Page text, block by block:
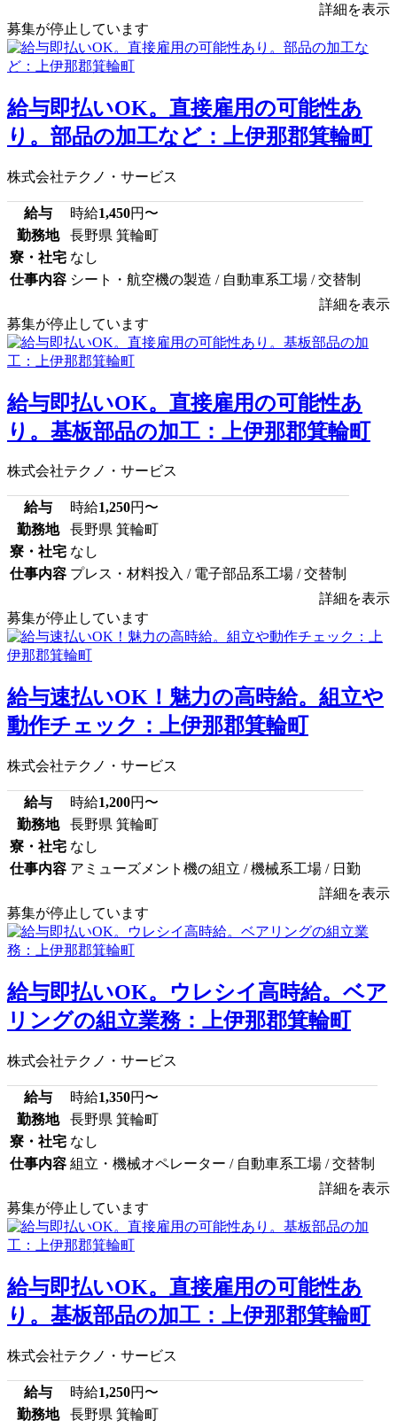
詳細を表示
募集が停止しています
給与即払いOK。直接雇用の可能性あ
り。部品の加工など：上伊那郡箕輪町
株式会社テクノ・サービス
給与 時給1,450円〜
勤務地
長野県 箕輪町
寮・社宅 なし
仕事内容 シート・航空機の製造 / 自動車系工場 / 交替制
詳細を表示
募集が停止しています
給与即払いOK。直接雇用の可能性あ
り。基板部品の加工：上伊那郡箕輪町
株式会社テクノ・サービス
給与 時給1,250円〜
勤務地
長野県 箕輪町
寮・社宅 なし
仕事内容 プレス・材料投入 / 電子部品系工場 / 交替制
詳細を表示
募集が停止しています
給与速払いOK！魅力の高時給。組立や
動作チェック：上伊那郡箕輪町
株式会社テクノ・サービス
給与 時給1,200円〜
勤務地
長野県 箕輪町
寮・社宅 なし
仕事内容 アミューズメント機の組立 / 機械系工場 / 日勤
詳細を表示
募集が停止しています
給与即払いOK。ウレシイ高時給。ベア
リングの組立業務：上伊那郡箕輪町
株式会社テクノ・サービス
給与 時給1,350円〜
勤務地
長野県 箕輪町
寮・社宅 なし
仕事内容 組立・機械オペレーター / 自動車系工場 / 交替制
詳細を表示
募集が停止しています
給与即払いOK。直接雇用の可能性あ
り。基板部品の加工：上伊那郡箕輪町
株式会社テクノ・サービス
給与 時給1,250円〜
勤務地
長野県 箕輪町